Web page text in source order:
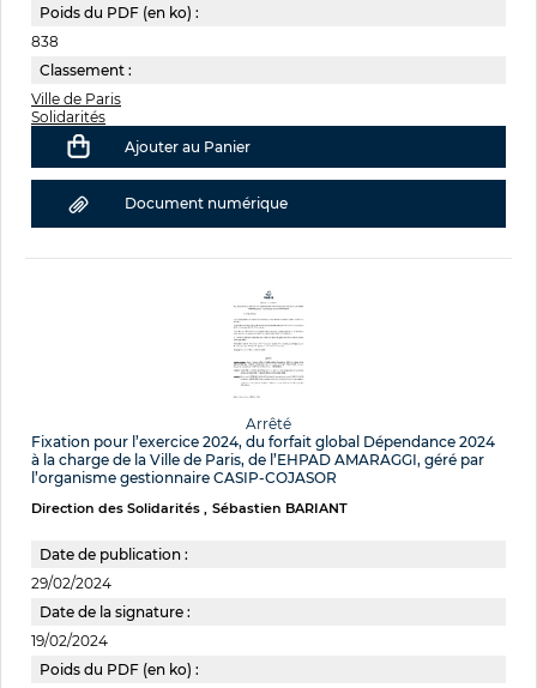
Poids du PDF (en ko) :
838
Classement :
Ville de Paris
Solidarités
Ajouter au Panier
Document numérique
Arrêté
Fixation pour l’exercice 2024, du forfait global Dépendance 2024
à la charge de la Ville de Paris, de l’EHPAD AMARAGGI, géré par
l’organisme gestionnaire CASIP-COJASOR
Direction des Solidarités Sébastien BARIANT
Date de publication :
29/02/2024
Date de la signature :
19/02/2024
Poids du PDF (en ko) :